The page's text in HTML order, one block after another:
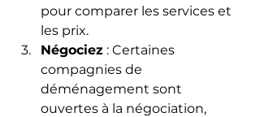
pour comparer les services et
les prix.
Négociez : Certaines
compagnies de
déménagement sont
ouvertes à la négociation,